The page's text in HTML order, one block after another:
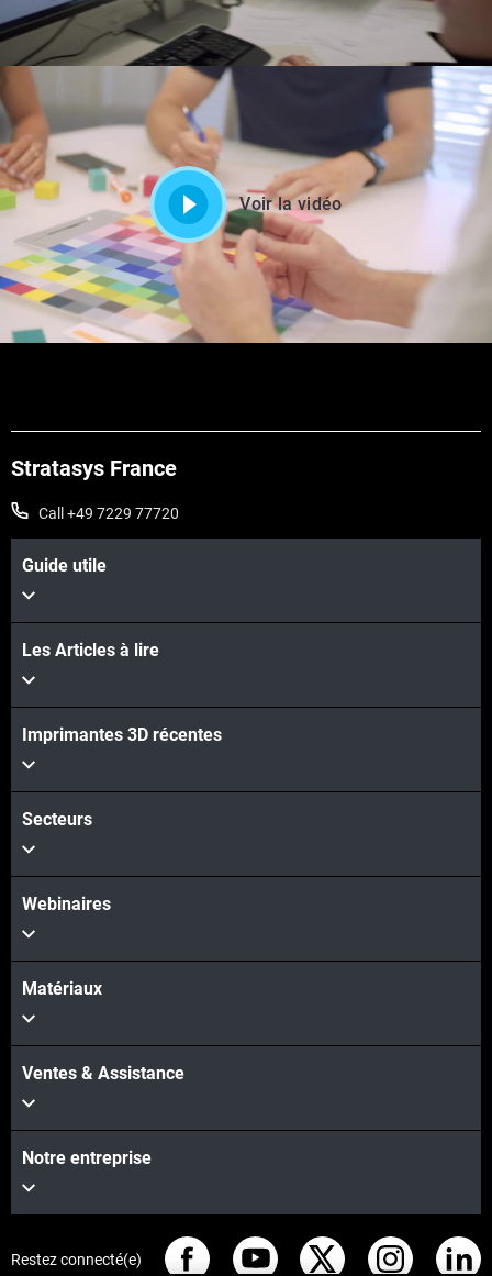
Voir la vidéo
Stratasys France
Call +49 7229 77720
Guide utile
Les Articles à lire
Imprimantes 3D récentes
Secteurs
Webinaires
Matériaux
Ventes & Assistance
Notre entreprise
Restez connecté(e)